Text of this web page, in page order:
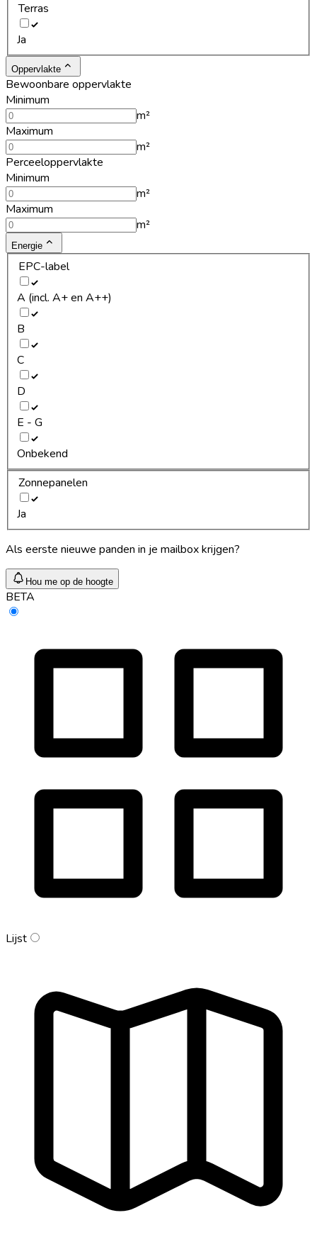
Terras
Ja
Oppervlakte
Bewoonbare oppervlakte
Minimum
m²
Maximum
m²
Perceeloppervlakte
Minimum
m²
Maximum
m²
Energie
EPC-label
A (incl. A+ en A++)
B
C
D
E - G
Onbekend
Zonnepanelen
Ja
Als eerste nieuwe panden in je mailbox krijgen?
Hou me op de hoogte
BETA
Lijst